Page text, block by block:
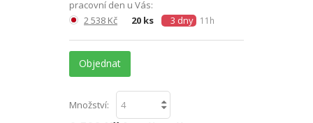
pracovní den u Vás:
2 538 Kč
20 ks 3 dny 11h
Objednat
Množství: